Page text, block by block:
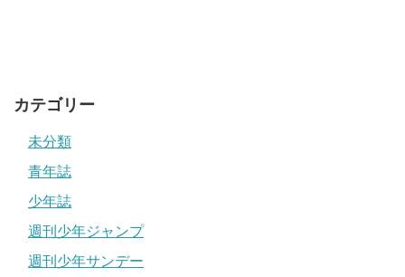
カテゴリー
未分類
青年誌
少年誌
週刊少年ジャンプ
週刊少年サンデー